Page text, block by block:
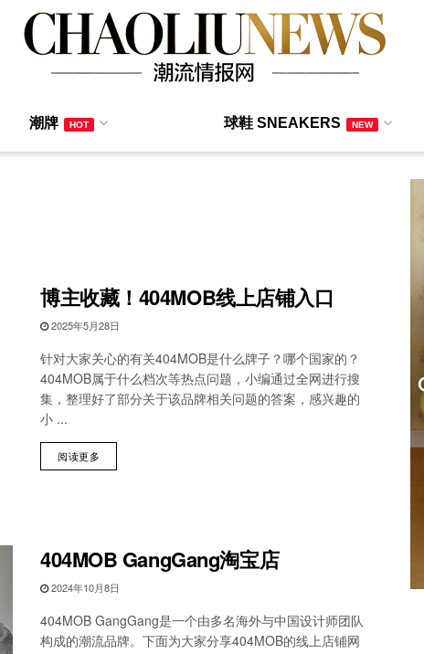
潮牌 HOT 球鞋 SNEAKERS NEW
博主收藏！404MOB线上店铺入口
2025年5月28日
针对大家关心的有关404MOB是什么牌子？哪个国家的？
404MOB属于什么档次等热点问题，小编通过全网进行搜
集，整理好了部分关于该品牌相关问题的答案，感兴趣的
小 ...
阅读更多
404MOB GangGang淘宝店
2024年10月8日
404MOB GangGang是一个由多名海外与中国设计师团队
构成的潮流品牌。下面为大家分享404MOB的线上店铺网